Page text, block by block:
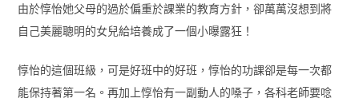
由於惇怡她父母的過於偏重於課業的教育方針，卻萬萬沒想到將
自己美麗聰明的女兒給培養成了一個小曝露狂！
惇怡的這個班級，可是好班中的好班，惇怡的功課卻是每一次都
能保持著第一名。再加上惇怡有一副動人的嗓子，各科老師要唸